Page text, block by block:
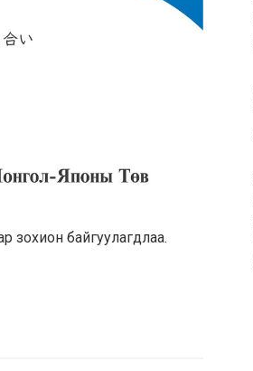
байгуулагдлаа.